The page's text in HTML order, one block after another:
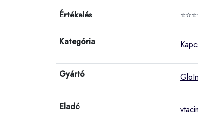
Értékelés
Kategória
Gyártó
Eladó